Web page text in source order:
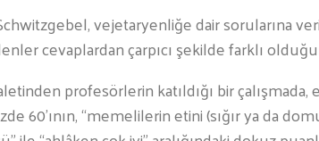
vejetaryenliğe dair sorularına
cevaplardan çarpıcı şekilde farklı
profesörlerin katıldığı bir çalışmada,
60’ının, “memelilerin etini (sığır ya da